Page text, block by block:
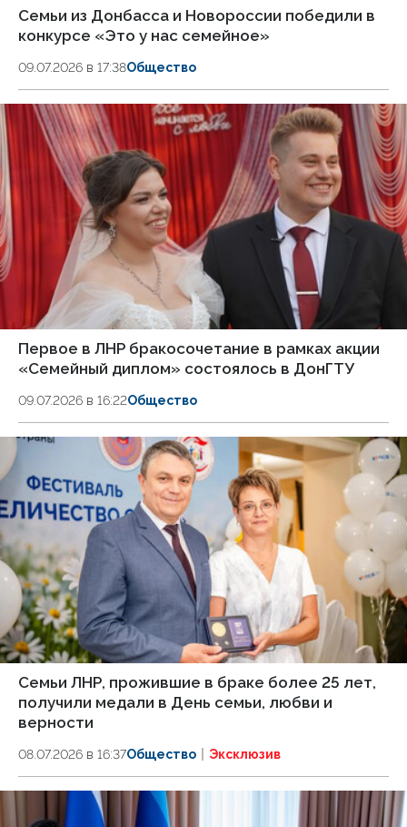
Семьи из Донбасса и Новороссии победили в
конкурсе «Это у нас семейное»
09.07.2026 в 17:38Общество
Первое в ЛНР бракосочетание в рамках акции
«Семейный диплом» состоялось в ДонГТУ
09.07.2026 в 16:22Общество
Семьи ЛНР, прожившие в браке более 25 лет,
получили медали в День семьи, любви и
верности
08.07.2026 в 16:37Общество Эксклюзив